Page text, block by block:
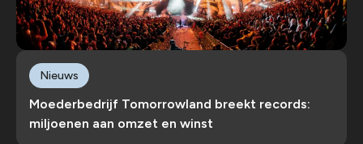
Moederbedrijf Tomorrowland breekt records:
miljoenen aan omzet en winst
Nieuws